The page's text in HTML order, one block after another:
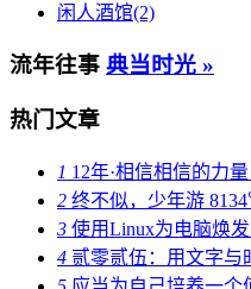
闲人酒馆(2)
流年往事 典当时光 »
热门文章
1 12年·相信相信的力量
2 终不似，少年游
3 使用Linux为电脑焕
4 贰零贰伍：用文字与